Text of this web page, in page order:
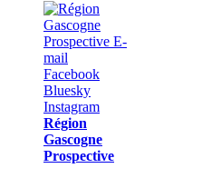
Région
Gascogne
Prospective